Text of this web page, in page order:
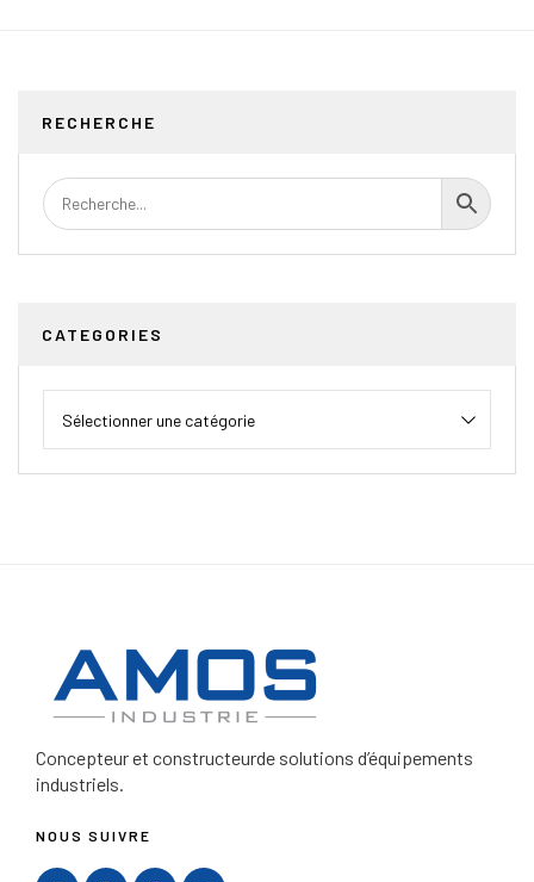
RECHERCHE
CATEGORIES
Concepteur et constructeurde solutions d’équipements
industriels.
NOUS SUIVRE